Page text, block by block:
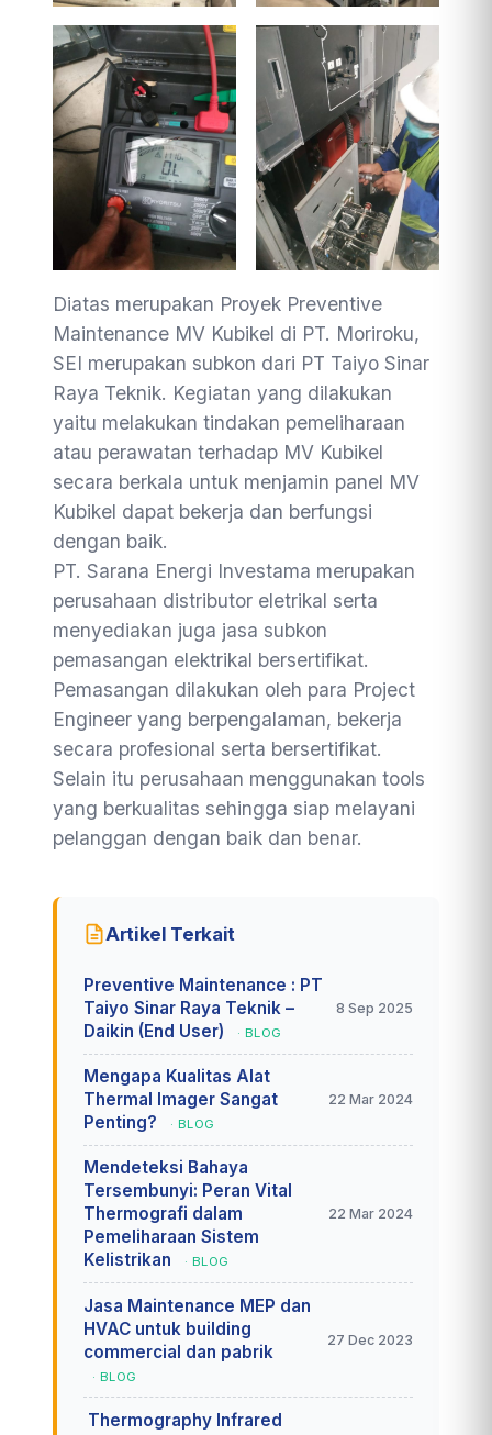
Diatas merupakan Proyek Preventive
Maintenance MV Kubikel di PT. Moriroku,
SEI merupakan subkon dari PT Taiyo Sinar
Raya Teknik. Kegiatan yang dilakukan
yaitu melakukan tindakan pemeliharaan
atau perawatan terhadap MV Kubikel
secara berkala untuk menjamin panel MV
Kubikel dapat bekerja dan berfungsi
dengan baik.
PT. Sarana Energi Investama merupakan
perusahaan distributor eletrikal serta
menyediakan juga jasa subkon
pemasangan elektrikal bersertifikat.
Pemasangan dilakukan oleh para Project
Engineer yang berpengalaman, bekerja
secara profesional serta bersertifikat.
Selain itu perusahaan menggunakan tools
yang berkualitas sehingga siap melayani
pelanggan dengan baik dan benar.
Artikel Terkait
Preventive Maintenance : PT
Taiyo Sinar Raya Teknik –
Daikin (End User)
· BLOG
8 Sep 2025
Mengapa Kualitas Alat
Thermal Imager Sangat
Penting?
· BLOG
22 Mar 2024
Mendeteksi Bahaya
Tersembunyi: Peran Vital
Thermografi dalam
Pemeliharaan Sistem
Kelistrikan
· BLOG
22 Mar 2024
Jasa Maintenance MEP dan
HVAC untuk building
commercial dan pabrik
· BLOG
27 Dec 2023
Thermography Infrared